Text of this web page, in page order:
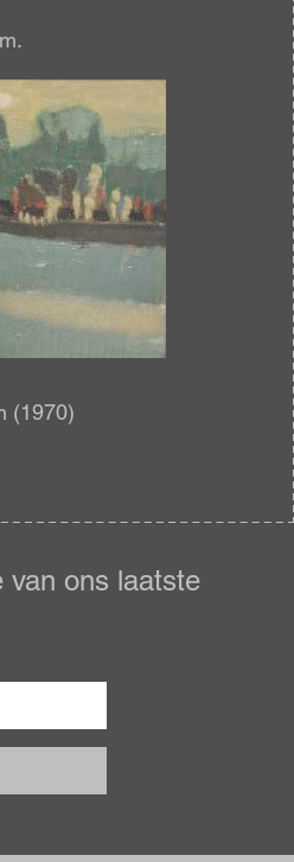
(1970)
van ons laatste